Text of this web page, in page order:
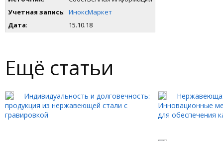
Учетная запись: ИноксМаркет
Дата: 15.10.18
Ещё статьи
Индивидуальность и долговечность:
продукция из нержавеющей стали с
гравировкой
Инновационные
для обеспечения